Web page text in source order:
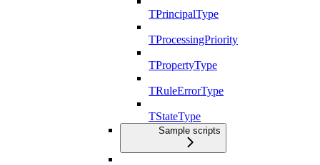
TPrincipalType
TProcessingPriority
TPropertyType
TRuleErrorType
TStateType
Sample scripts